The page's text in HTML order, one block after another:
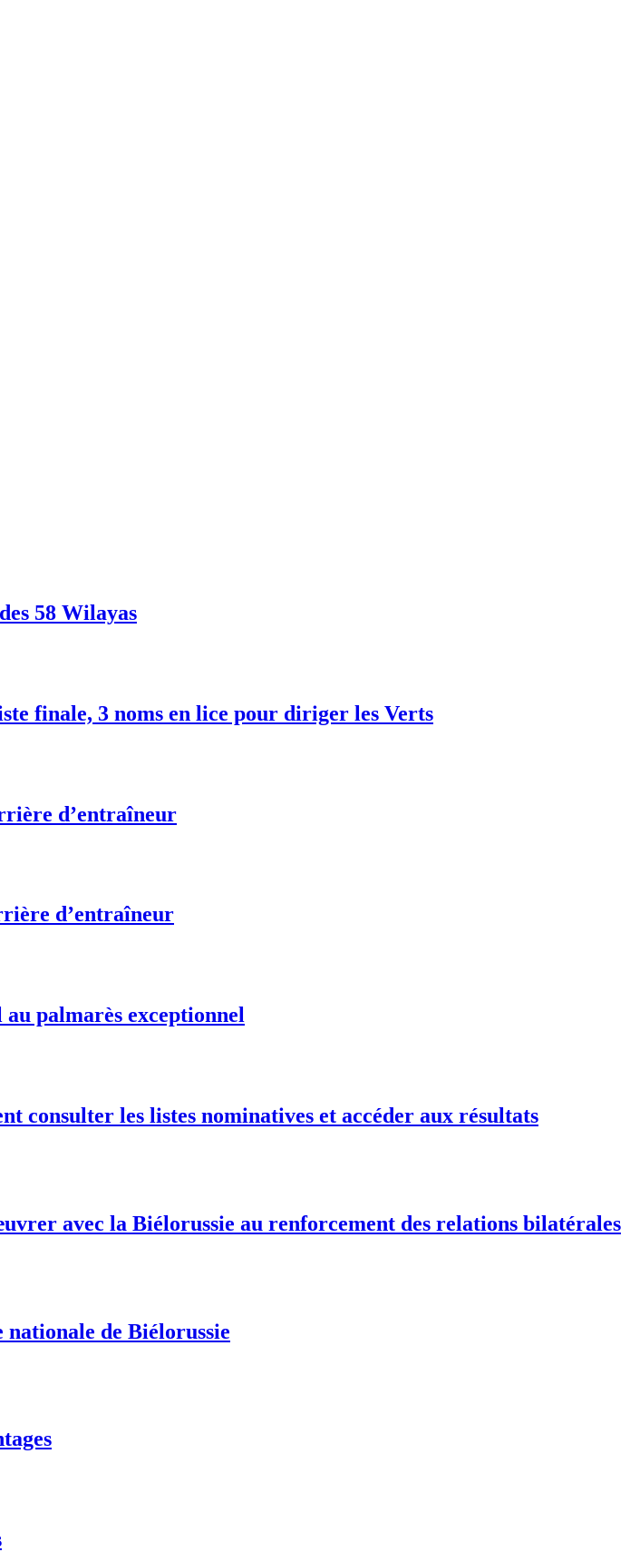
58 Wilayas
finale, 3 noms en lice pour diriger les Verts
d’entraîneur
d’entraîneur
palmarès exceptionnel
consulter les listes nominatives et accéder aux résultats
avec la Biélorussie au renforcement des relations bilatérales
de Biélorussie